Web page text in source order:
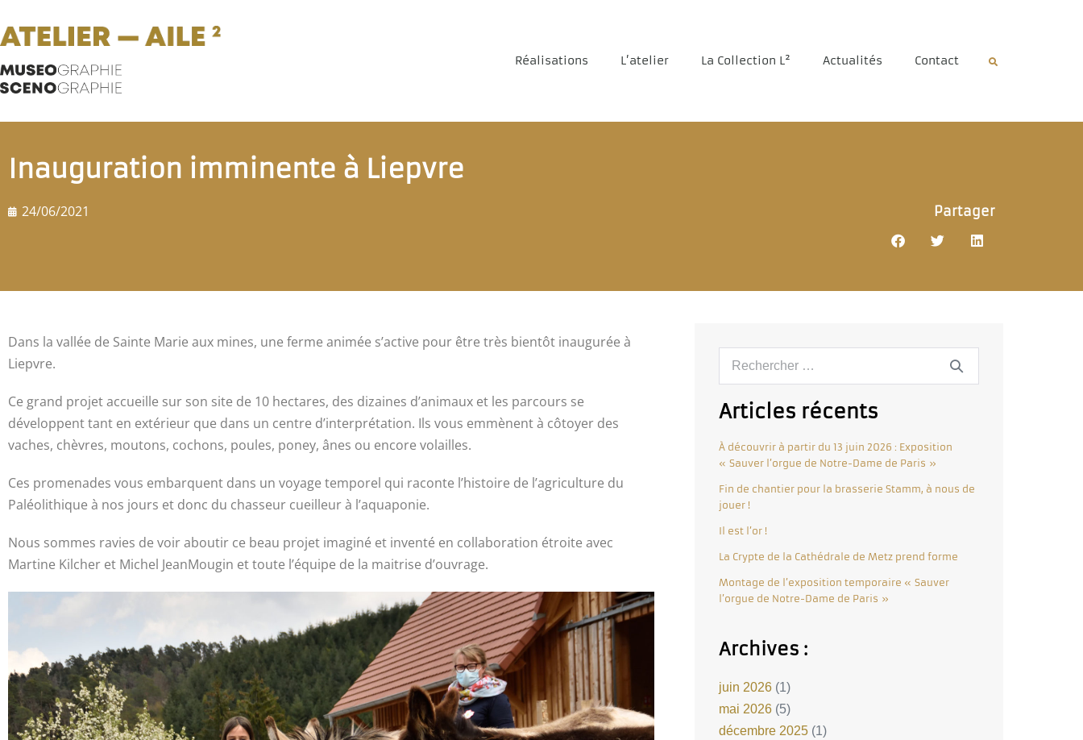
Réalisations L’atelier La Collection L² Actualités Contact
Inauguration imminente à Liepvre
24/06/2021 Partager
Dans la vallée de Sainte Marie aux mines, une ferme animée s’active pour être très bientôt inaugurée à
Liepvre.
Ce grand projet accueille sur son site de 10 hectares, des dizaines d’animaux et les parcours se
développent tant en extérieur que dans un centre d’interprétation. Ils vous emmènent à côtoyer des
vaches, chèvres, moutons, cochons, poules, poney, ânes ou encore volailles.
Ces promenades vous embarquent dans un voyage temporel qui raconte l’histoire de l’agriculture du
Paléolithique à nos jours et donc du chasseur cueilleur à l’aquaponie.
Nous sommes ravies de voir aboutir ce beau projet imaginé et inventé en collaboration étroite avec
Martine Kilcher et Michel JeanMougin et toute l’équipe de la maitrise d’ouvrage.
Articles récents
À découvrir à partir du 13 juin 2026 : Exposition
« Sauver l’orgue de Notre-Dame de Paris »
Fin de chantier pour la brasserie Stamm, à nous de
jouer !
Il est l’or !
La Crypte de la Cathédrale de Metz prend forme
Montage de l’exposition temporaire « Sauver
l’orgue de Notre-Dame de Paris »
Archives :
juin 2026(1)
mai 2026(5)
décembre 2025(1)